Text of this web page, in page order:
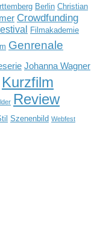
Berlin Christian
Crowdfunding
Filmakademie
Genrenale
Johanna Wagner
Kurzfilm
Review
Szenenbild Webfest